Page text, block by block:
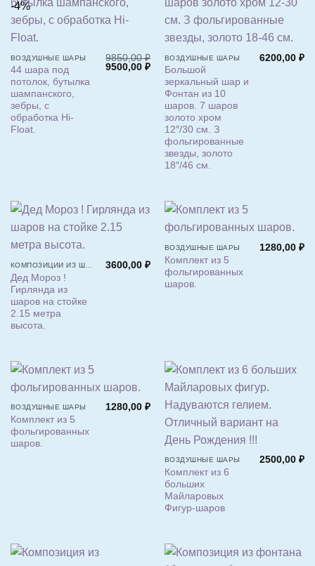
-4%
ВОЗДУШНЫЕ ШАРЫ
44 шара под
потолок, бутылка
шампанского,
зебры, с
обработка Hi-
Float.
9850,00₽
Первоначальная
9500,00₽Текущая
цена:
9500,00 ₽.
ВОЗДУШНЫЕ ШАРЫ
Большой
зеркальный шар и
Фонтан из 10
шаров. 7 шаров
золото хром
12″/30 см. З
фольгированные
звезды, золото
18″/46 см.
6200,00₽
Дед Мороз !
Гирлянда из
шаров на стойке
2.15 метра
высота.
3600,00₽
ВОЗДУШНЫЕ ШАРЫ
Комплект из 5
фольгированных
шаров.
1280,00₽
ВОЗДУШНЫЕ ШАРЫ
Комплект из 5
фольгированных
шаров.
1280,00₽
ВОЗДУШНЫЕ ШАРЫ
Комплект из 6
больших
Майларовых
Фигур-шаров
2500,00₽